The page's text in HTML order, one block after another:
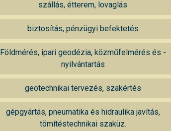
szállás, étterem, lovaglás
biztosítás, pénzügyi befektetés
Földmérés, ipari geodézia, közműfelmérés és -
nyilvántartás
geotechnikai tervezés, szakértés
gépgyártás, pneumatika és hidraulika javítás,
tömítéstechnikai szaküz.